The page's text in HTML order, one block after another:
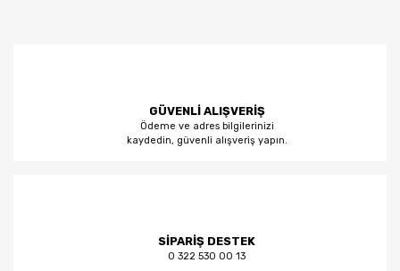
GÜVENLİ ALIŞVERİŞ
Ödeme ve adres bilgilerinizi
kaydedin, güvenli alışveriş yapın.
SİPARİŞ DESTEK
0 322 530 00 13